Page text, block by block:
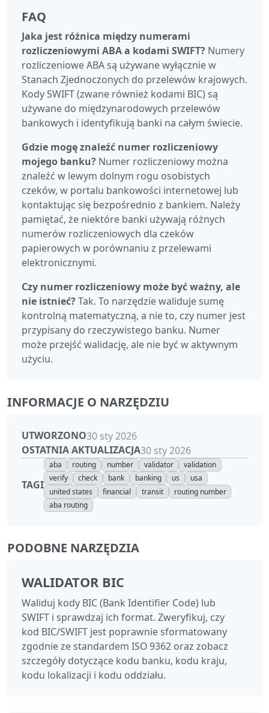
FAQ
Jaka jest różnica między numerami
rozliczeniowymi ABA a kodami SWIFT? Numery
rozliczeniowe ABA są używane wyłącznie w
Stanach Zjednoczonych do przelewów krajowych.
Kody SWIFT (zwane również kodami BIC) są
używane do międzynarodowych przelewów
bankowych i identyfikują banki na całym świecie.
Gdzie mogę znaleźć numer rozliczeniowy
mojego banku? Numer rozliczeniowy można
znaleźć w lewym dolnym rogu osobistych
czeków, w portalu bankowości internetowej lub
kontaktując się bezpośrednio z bankiem. Należy
pamiętać, że niektóre banki używają różnych
numerów rozliczeniowych dla czeków
papierowych w porównaniu z przelewami
elektronicznymi.
Czy numer rozliczeniowy może być ważny, ale
nie istnieć?Tak. To narzędzie waliduje sumę
kontrolną matematyczną, a nie to, czy numer jest
przypisany do rzeczywistego banku. Numer
może przejść walidację, ale nie być w aktywnym
użyciu.
INFORMACJE O NARZĘDZIU
UTWORZONO30 sty 2026
OSTATNIA AKTUALIZACJA30 sty 2026
TAGI
aba routing number validator
validation
verify
check bank banking us
usa
united states
financial transit
routing number
aba routing
PODOBNE NARZĘDZIA
WALIDATOR BIC
Waliduj kody BIC (Bank Identifier Code) lub
SWIFT i sprawdzaj ich format. Zweryfikuj, czy
kod BIC/SWIFT jest poprawnie sformatowany
zgodnie ze standardem ISO 9362 oraz zobacz
szczegóły dotyczące kodu banku, kodu kraju,
kodu lokalizacji i kodu oddziału.